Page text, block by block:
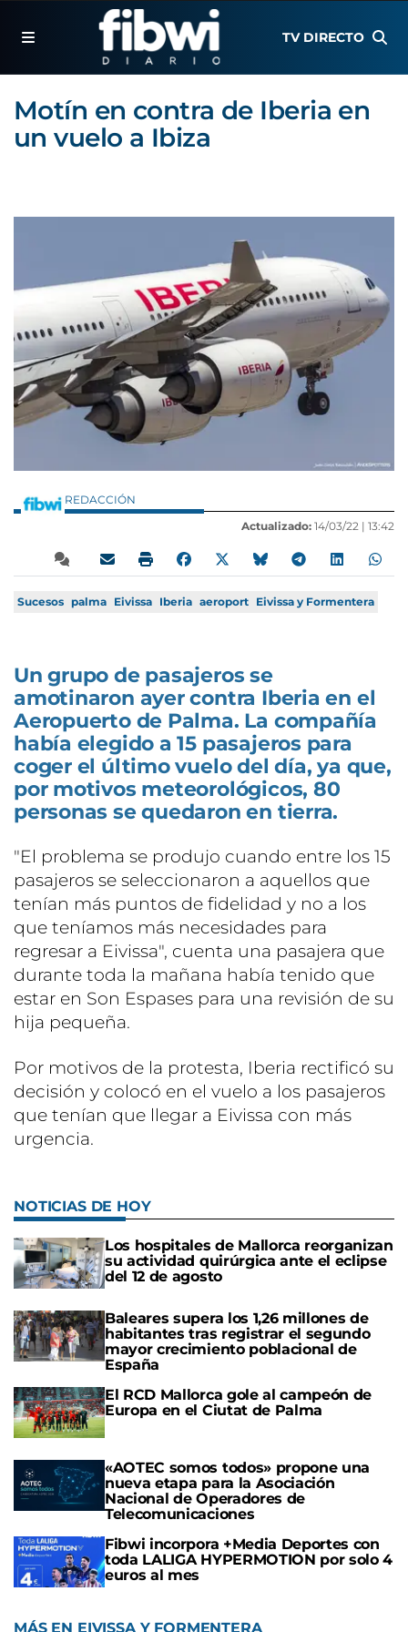
TV DIRECTO
Motín en contra de Iberia en
un vuelo a Ibiza
REDACCIÓN
Actualizado: 14/03/22 | 13:42
Sucesos palma Eivissa Iberia aeroport Eivissa y Formentera
Un grupo de pasajeros se
amotinaron ayer contra Iberia en el
Aeropuerto de Palma. La compañía
había elegido a 15 pasajeros para
coger el último vuelo del día, ya que,
por motivos meteorológicos, 80
personas se quedaron en tierra.
"El problema se produjo cuando entre los 15
pasajeros se seleccionaron a aquellos que
tenían más puntos de fidelidad y no a los
que teníamos más necesidades para
regresar a Eivissa", cuenta una pasajera que
durante toda la mañana había tenido que
estar en Son Espases para una revisión de su
hija pequeña.
Por motivos de la protesta, Iberia rectificó su
decisión y colocó en el vuelo a los pasajeros
que tenían que llegar a Eivissa con más
urgencia.
NOTICIAS DE HOY
Los hospitales de Mallorca reorganizan
su actividad quirúrgica ante el eclipse
del 12 de agosto
Baleares supera los 1,26 millones de
habitantes tras registrar el segundo
mayor crecimiento poblacional de
España
El RCD Mallorca gole al campeón de
Europa en el Ciutat de Palma
«AOTEC somos todos» propone una
nueva etapa para la Asociación
Nacional de Operadores de
Telecomunicaciones
Fibwi incorpora +Media Deportes con
toda LALIGA HYPERMOTION por solo 4
euros al mes
MÁS EN EIVISSA Y FORMENTERA